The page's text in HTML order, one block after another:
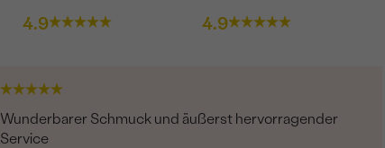
4.9 4.9
Wunderbarer Schmuck und äußerst hervorragender
Service